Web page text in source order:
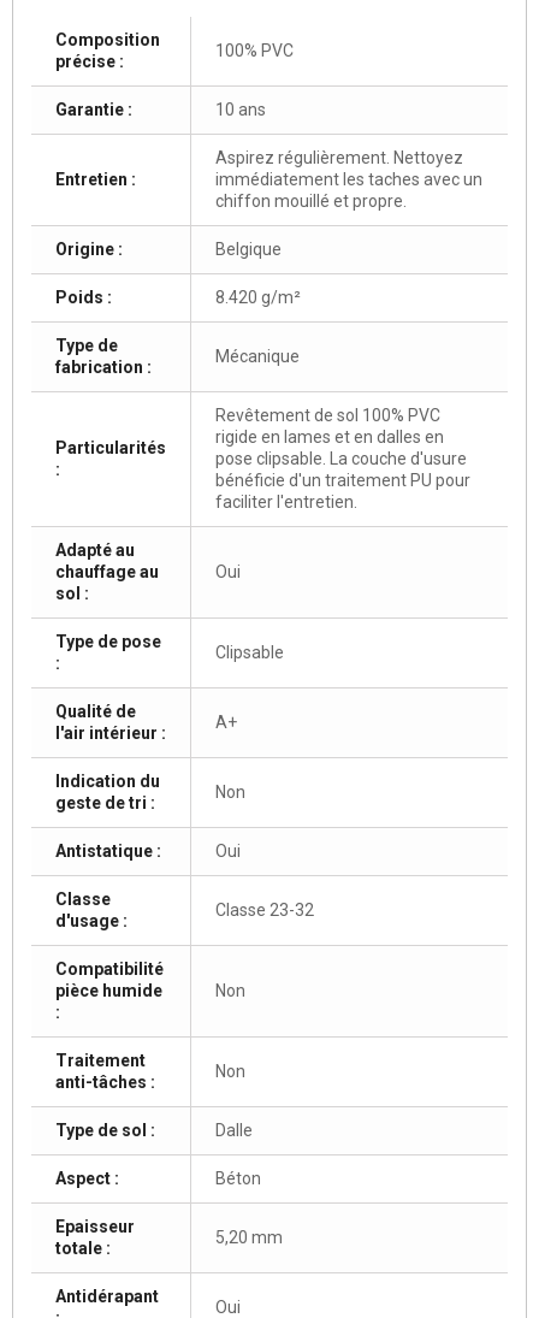
Composition
précise :
100% PVC
Garantie : 10 ans
Entretien :
Aspirez régulièrement. Nettoyez
immédiatement les taches avec un
chiffon mouillé et propre.
Origine : Belgique
Poids : 8.420 g/m²
Type de
fabrication :
Mécanique
Particularités
:
Revêtement de sol 100% PVC
rigide en lames et en dalles en
pose clipsable. La couche d'usure
bénéficie d'un traitement PU pour
faciliter l'entretien.
Adapté au
chauffage au
sol :
Oui
Type de pose
:
Clipsable
Qualité de
l'air intérieur :
A+
Indication du
geste de tri :
Non
Antistatique : Oui
Classe
d'usage :
Classe 23-32
Compatibilité
pièce humide
:
Non
Traitement
anti-tâches :
Non
Type de sol : Dalle
Aspect : Béton
Epaisseur
totale :
5,20 mm
Antidérapant
Oui